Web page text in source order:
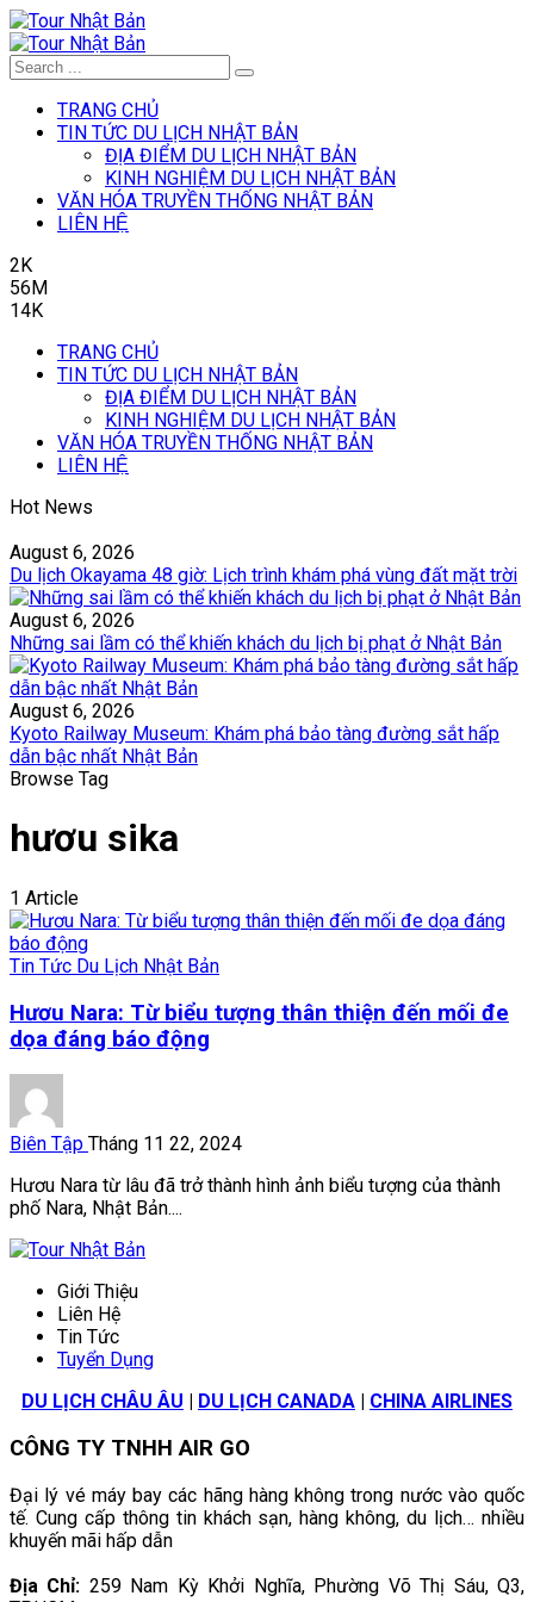
TRANG CHỦ
TIN TỨC DU LỊCH NHẬT BẢN
ĐỊA ĐIỂM DU LỊCH NHẬT BẢN
KINH NGHIỆM DU LỊCH NHẬT BẢN
VĂN HÓA TRUYỀN THỐNG NHẬT BẢN
LIÊN HỆ
2K
56M
14K
TRANG CHỦ
TIN TỨC DU LỊCH NHẬT BẢN
ĐỊA ĐIỂM DU LỊCH NHẬT BẢN
KINH NGHIỆM DU LỊCH NHẬT BẢN
VĂN HÓA TRUYỀN THỐNG NHẬT BẢN
LIÊN HỆ
Hot News
August 6, 2026
Du lịch Okayama 48 giờ: Lịch trình khám phá vùng đất mặt trời
August 6, 2026
Những sai lầm có thể khiến khách du lịch bị phạt ở Nhật Bản
August 6, 2026
Kyoto Railway Museum: Khám phá bảo tàng đường sắt hấp
dẫn bậc nhất Nhật Bản
Browse Tag
hươu sika
1 Article
Tin Tức Du Lịch Nhật Bản
Hươu Nara: Từ biểu tượng thân thiện đến mối đe
dọa đáng báo động
Biên Tập Tháng 11 22, 2024
Hươu Nara từ lâu đã trở thành hình ảnh biểu tượng của thành
phố Nara, Nhật Bản....
Giới Thiệu
Liên Hệ
Tin Tức
Tuyển Dụng
DU LỊCH CHÂU ÂU
DU LỊCH CANADA CHINA AIRLINES
CÔNG TY TNHH AIR GO
Đại lý vé máy bay các hãng hàng không trong nước vào quốc
tế. Cung cấp thông tin khách sạn, hàng không, du lịch… nhiều
khuyến mãi hấp dẫn
Địa Chỉ: 259 Nam Kỳ Khởi Nghĩa, Phường Võ Thị Sáu, Q3,